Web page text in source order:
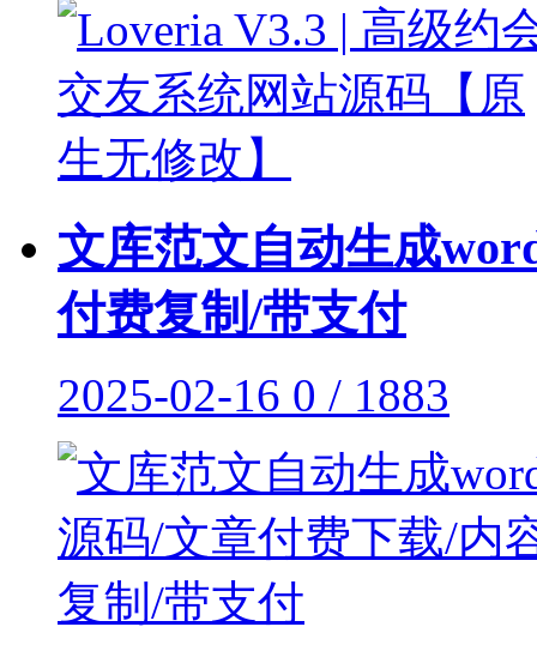
文库范文自动生成
付费复制/带支付
2025-02-16 0 / 1883